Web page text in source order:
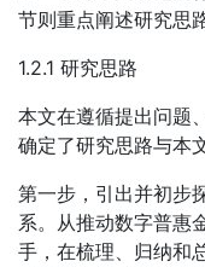
节则重点阐述研究思
1.2.1 研究思路
本文在遵循提出问题
确定了研究思路与本
第一步，引出并初步
系。从推动数字普惠
手，在梳理、归纳和